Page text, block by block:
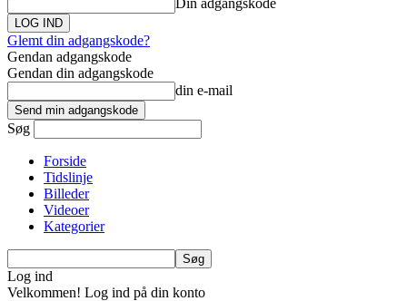
Din adgangskode
Glemt din adgangskode?
Gendan adgangskode
Gendan din adgangskode
din e-mail
Søg
Forside
Tidslinje
Billeder
Videoer
Kategorier
Log ind
Velkommen! Log ind på din konto